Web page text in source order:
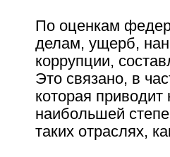
По оценкам
делам, ущерб,
коррупции,
Это связано, в
которая
наибольшей
таких отраслях,